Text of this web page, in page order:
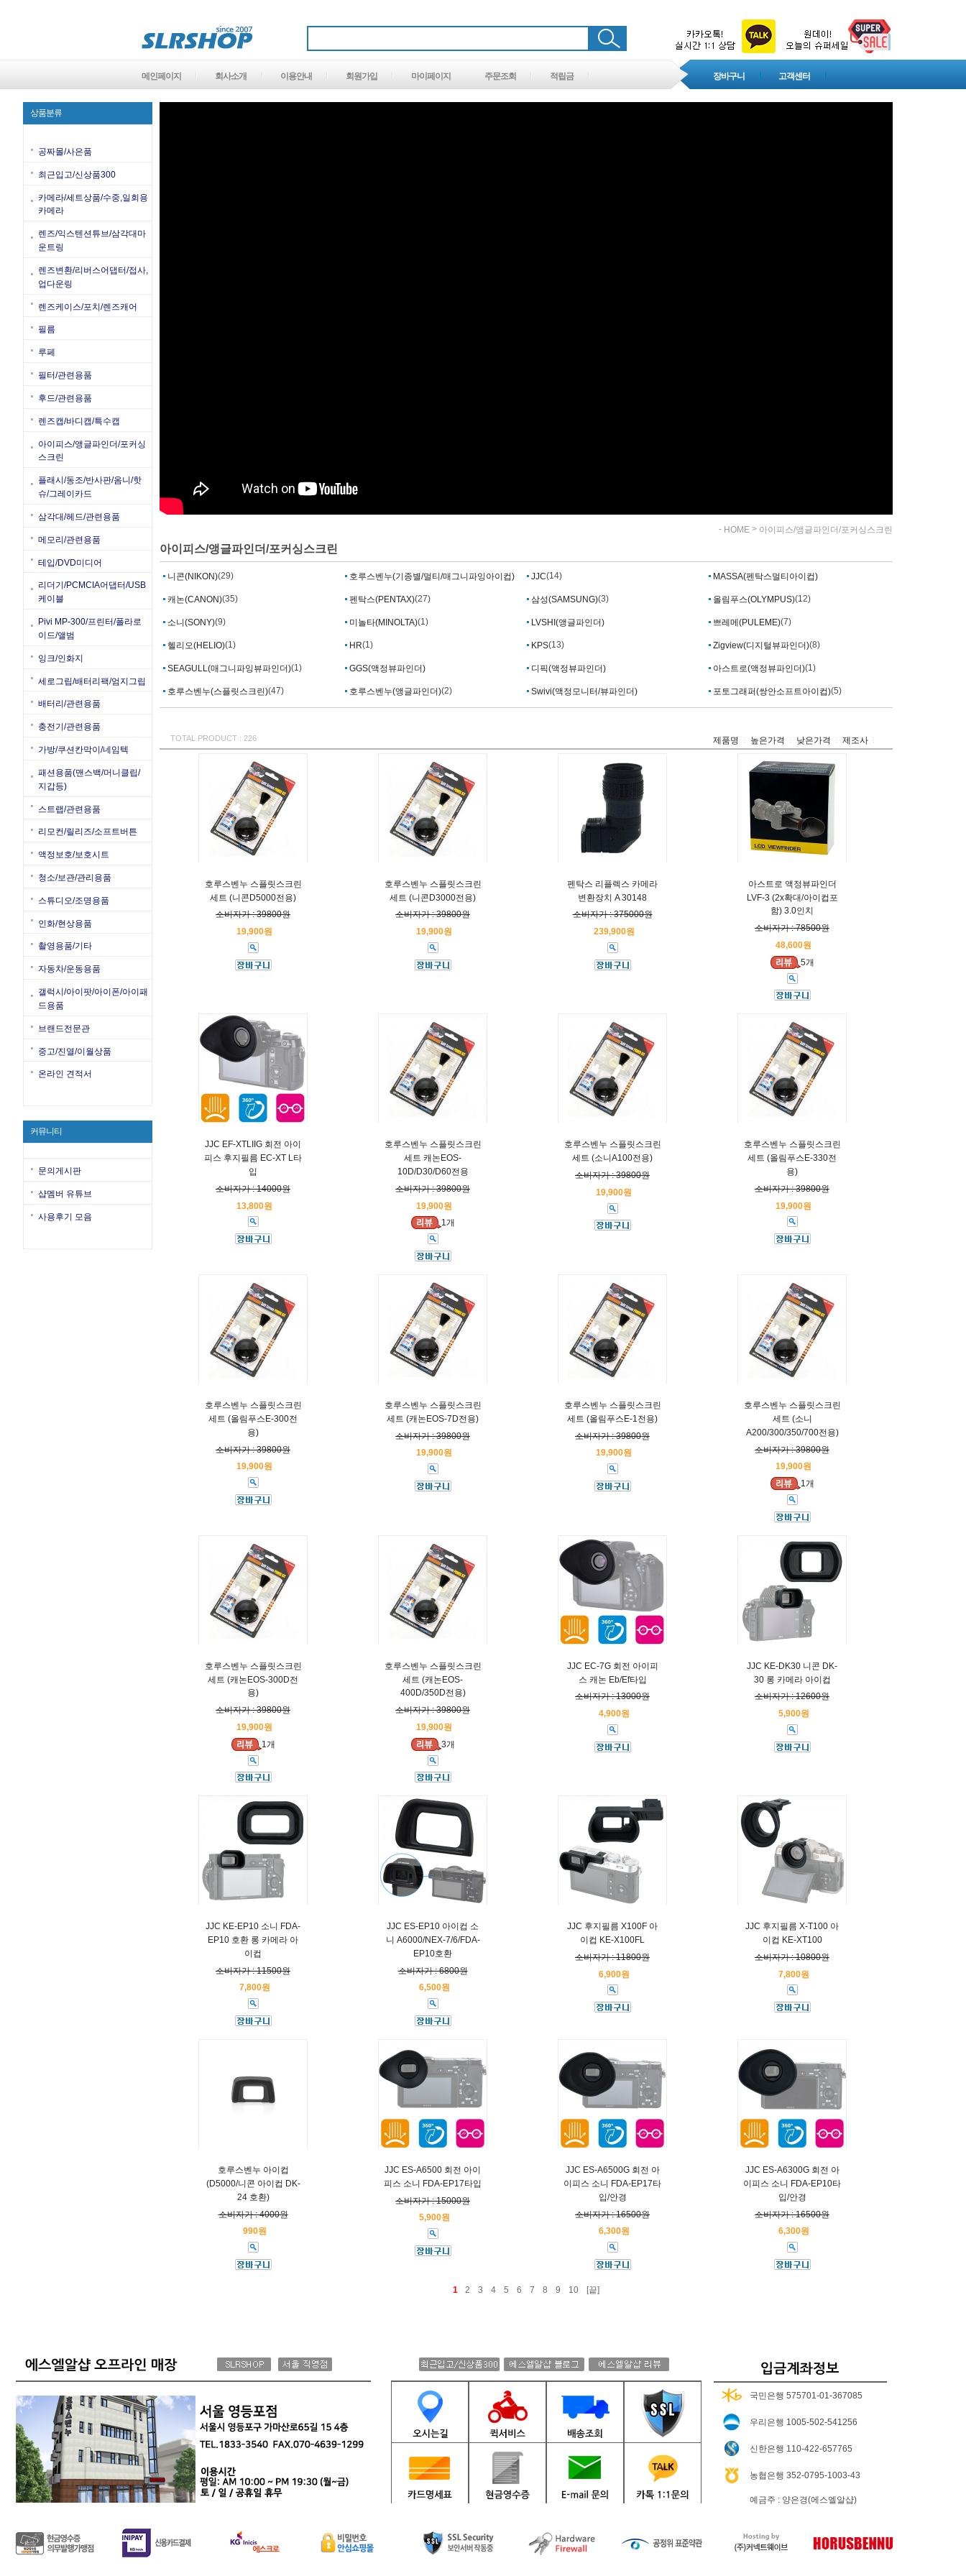
메인페이지 회사소개 이용안내 회원가입 마이페이지 주문조회 적립금 장바구니 고객센터
상품분류
공짜몰/사은품
최근입고/신상품300
카메라/세트상품/수중,일회용
카메라
렌즈/익스텐션튜브/삼각대마
운트링
렌즈변환/리버스어댑터/접사,
업다운링
렌즈케이스/포치/렌즈캐어
필름
루페
필터/관련용품
후드/관련용품
렌즈캡/바디캡/특수캡
아이피스/앵글파인더/포커싱
스크린
플래시/동조/반사판/옴니/핫
슈/그레이카드
삼각대/헤드/관련용품
메모리/관련용품
테입/DVD미디어
리더기/PCMCIA어댑터/USB
케이블
Pivi MP-300/프린터/폴라로
이드/앨범
잉크/인화지
세로그립/배터리팩/엄지그립
배터리/관련용품
충전기/관련용품
가방/쿠션칸막이/네임텍
패션용품(맨스백/머니클립/
지갑등)
스트랩/관련용품
리모컨/릴리즈/소프트버튼
액정보호/보호시트
청소/보관/관리용품
스튜디오/조명용품
인화/현상용품
촬영용품/기타
자동차/운동용품
갤럭시/아이팟/아이폰/아이패
드용품
브랜드전문관
중고/진열/이월상품
온라인 견적서
커뮤니티
문의게시판
샵멤버 유튜브
사용후기 모음
- HOME > 아이피스/앵글파인더/포커싱스크린
아이피스/앵글파인더/포커싱스크린
니콘(NIKON)(29)
호루스벤누(기종별/멀티/매그니파잉아이컵)
JJC(14) MASSA(펜탁스멀티아이컵)
캐논(CANON)(35) 펜탁스(PENTAX)(27) 삼성(SAMSUNG)(3) 올림푸스(OLYMPUS)(12)
소니(SONY)(9) 미놀타(MINOLTA)(1) LVSHI(앵글파인더) 쁘레메(PULEME)(7)
헬리오(HELIO)(1) HR(1) KPS(13) Zigview(디지털뷰파인더)(8)
SEAGULL(매그니파잉뷰파인더)(1) GGS(액정뷰파인더) 디픽(액정뷰파인더) 아스트로(액정뷰파인더)(1)
호루스벤누(스플릿스크린)(47) 호루스벤누(앵글파인더)(2) Swivi(액정모니터/뷰파인더) 포토그래퍼(쌍안소프트아이컵)(5)
TOTAL PRODUCT : 226 제품명 높은가격 낮은가격 제조사
호루스벤누 스플릿스크린
세트 (니콘D5000전용)
소비자가 : 39800원
19,900원
호루스벤누 스플릿스크린
세트 (니콘D3000전용)
소비자가 : 39800원
19,900원
펜탁스 리플렉스 카메라
변환장치 A 30148
소비자가 : 375000원
239,900원
아스트로 액정뷰파인더
LVF-3 (2x확대/아이컵포
함) 3.0인치
소비자가 : 78500원
48,600원
5개
JJC EF-XTLIIG 회전 아이
피스 후지필름 EC-XT L타
입
소비자가 : 14000원
13,800원
호루스벤누 스플릿스크린
세트 캐논EOS-
10D/D30/D60전용
소비자가 : 39800원
19,900원
1개
호루스벤누 스플릿스크린
세트 (소니A100전용)
소비자가 : 39800원
19,900원
호루스벤누 스플릿스크린
세트 (올림푸스E-330전
용)
소비자가 : 39800원
19,900원
호루스벤누 스플릿스크린
세트 (올림푸스E-300전
용)
소비자가 : 39800원
19,900원
호루스벤누 스플릿스크린
세트 (캐논EOS-7D전용)
소비자가 : 39800원
19,900원
호루스벤누 스플릿스크린
세트 (올림푸스E-1전용)
소비자가 : 39800원
19,900원
호루스벤누 스플릿스크린
세트 (소니
A200/300/350/700전용)
소비자가 : 39800원
19,900원
1개
호루스벤누 스플릿스크린
세트 (캐논EOS-300D전
용)
소비자가 : 39800원
19,900원
1개
호루스벤누 스플릿스크린
세트 (캐논EOS-
400D/350D전용)
소비자가 : 39800원
19,900원
3개
JJC EC-7G 회전 아이피
스 캐논 Eb/Ef타입
소비자가 : 13000원
4,900원
JJC KE-DK30 니콘 DK-
30 롱 카메라 아이컵
소비자가 : 12600원
5,900원
JJC KE-EP10 소니 FDA-
EP10 호환 롱 카메라 아
이컵
소비자가 : 11500원
7,800원
JJC ES-EP10 아이컵 소
니 A6000/NEX-7/6/FDA-
EP10호환
소비자가 : 6800원
6,500원
JJC 후지필름 X100F 아
이컵 KE-X100FL
소비자가 : 11800원
6,900원
JJC 후지필름 X-T100 아
이컵 KE-XT100
소비자가 : 10800원
7,800원
호루스벤누 아이컵
(D5000/니콘 아이컵 DK-
24 호환)
소비자가 : 4000원
990원
JJC ES-A6500 회전 아이
피스 소니 FDA-EP17타입
소비자가 : 15000원
5,900원
JJC ES-A6500G 회전 아
이피스 소니 FDA-EP17타
입/안경
소비자가 : 16500원
6,300원
JJC ES-A6300G 회전 아
이피스 소니 FDA-EP10타
입/안경
소비자가 : 16500원
6,300원
1 2 3 4 5 6 7 8 9 10 [끝]
국민은행 575701-01-367085
우리은행 1005-502-541256
신한은행 110-422-657765
농협은행 352-0795-1003-43
예금주 : 양은경(에스엘알샵)